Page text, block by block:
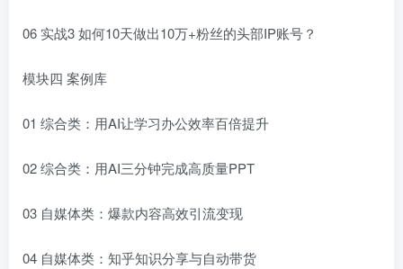
06 实战3 如何10天做出10万+粉丝的头部IP账号？
模块四 案例库
01 综合类：用AI让学习办公效率百倍提升
02 综合类：用AI三分钟完成高质量PPT
03 自媒体类：爆款内容高效引流变现
04 自媒体类：知乎知识分享与自动带货